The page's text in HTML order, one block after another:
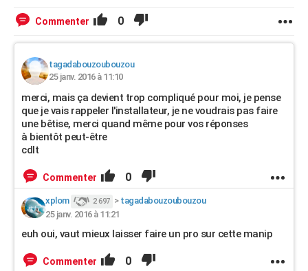
Commenter 0
tagadabouzoubouzou
25 janv. 2016 à 11:10
merci, mais ça devient trop compliqué pour moi, je pense
que je vais rappeler l'installateur, je ne voudrais pas faire
une bêtise, merci quand même pour vos réponses
à bientôt peut-être
cdlt
Commenter 0
xplom 2 697 > tagadabouzoubouzou
25 janv. 2016 à 11:21
euh oui, vaut mieux laisser faire un pro sur cette manip
Commenter 0